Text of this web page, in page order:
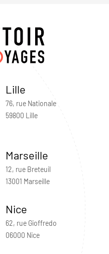
Lille
76, rue Nationale
59800 Lille
Marseille
12, rue Breteuil
13001 Marseille
Nice
62, rue Gioffredo
06000 Nice